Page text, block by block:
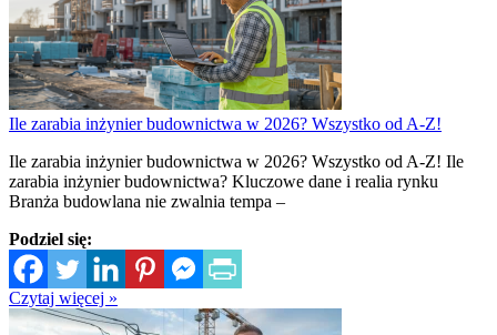
Ile zarabia inżynier budownictwa w 2026? Wszystko od A-Z!
Ile zarabia inżynier budownictwa w 2026? Wszystko od A-Z! Ile
zarabia inżynier budownictwa? Kluczowe dane i realia rynku
Branża budowlana nie zwalnia tempa –
Podziel się:
Czytaj więcej »